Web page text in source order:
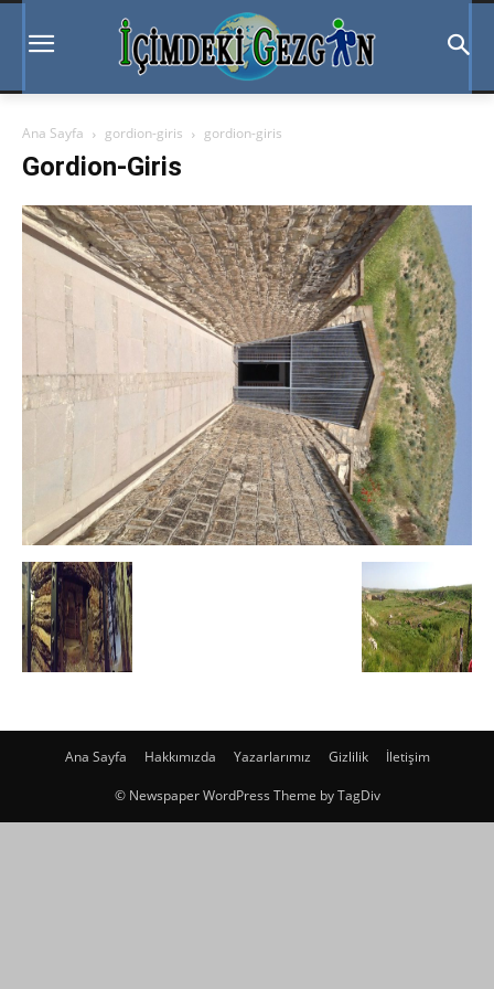
Ana Sayfa gordion-giris gordion-giris
Gordion-Giris
Ana Sayfa Hakkımızda Yazarlarımız Gizlilik İletişim
© Newspaper WordPress Theme by TagDiv